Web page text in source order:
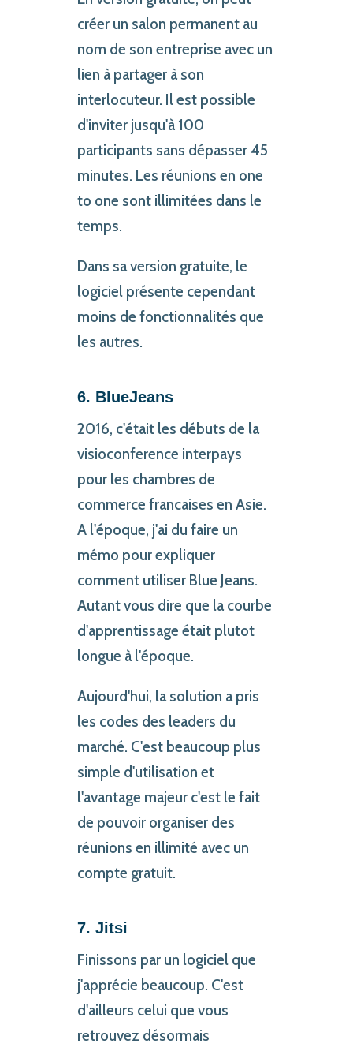
créer un salon permanent au
nom de son entreprise avec un
lien à partager à son
interlocuteur. Il est possible
d'inviter jusqu'à 100
participants sans dépasser 45
minutes. Les réunions en one
to one sont illimitées dans le
temps.
Dans sa version gratuite, le
logiciel présente cependant
moins de fonctionnalités que
les autres.
6. BlueJeans
2016, c'était les débuts de la
visioconference interpays
pour les chambres de
commerce francaises en Asie.
A l'époque, j'ai du faire un
mémo pour expliquer
comment utiliser Blue Jeans.
Autant vous dire que la courbe
d'apprentissage était plutot
longue à l'époque.
Aujourd'hui, la solution a pris
les codes des leaders du
marché. C'est beaucoup plus
simple d'utilisation et
l'avantage majeur c'est le fait
de pouvoir organiser des
réunions en illimité avec un
compte gratuit.
7. Jitsi
Finissons par un logiciel que
j'apprécie beaucoup. C'est
d'ailleurs celui que vous
retrouvez désormais